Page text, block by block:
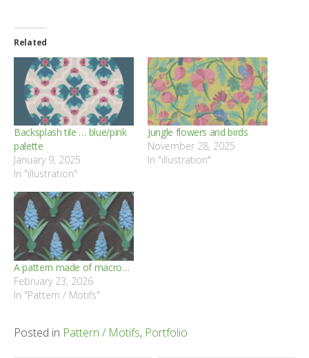
Related
Backsplash tile … blue/pink
palette
January 9, 2025
In "illustration"
Jungle flowers and birds
November 28, 2025
In "illustration"
A pattern made of macro…
February 23, 2026
In "Pattern / Motifs"
Posted in Pattern / Motifs, Portfolio